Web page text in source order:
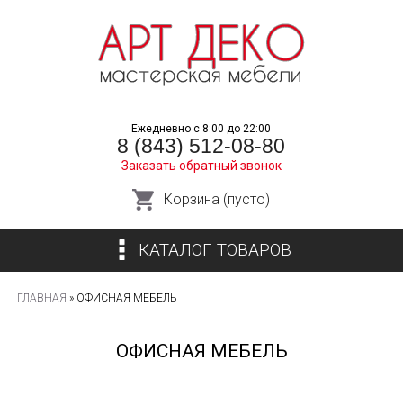
к
основному
Ежедневно с 8:00 до 22:00
8 (843) 512-08-80
Заказать обратный звонок
Корзина (пусто)
КАТАЛОГ ТОВАРОВ
ГЛАВНАЯ » ОФИСНАЯ МЕБЕЛЬ
ОФИСНАЯ МЕБЕЛЬ